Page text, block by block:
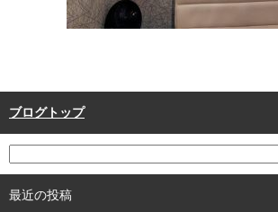
ブログトップ
最近の投稿